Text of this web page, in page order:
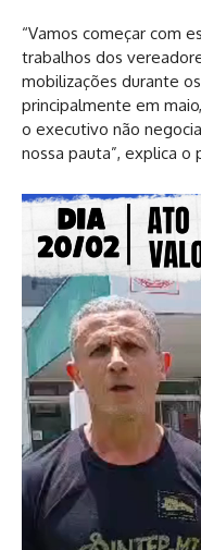
“Vamos começar com
trabalhos dos
mobilizações durante
principalmente em
o executivo não
nossa pauta”, explica
T
a
d
o
d
e
v
í
d
e